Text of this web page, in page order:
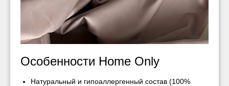
Особенности Home Only
Натуральный и гипоаллергенный состав (100%